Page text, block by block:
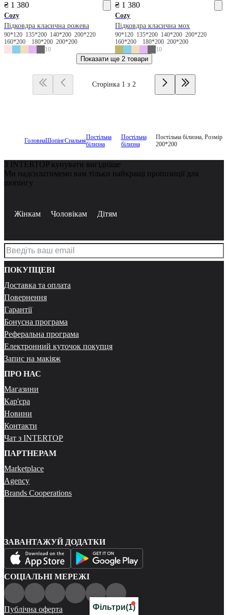
₴ 1 380
Cozy
Підковдра класична рожева
90*120 135*200 140*200 200*220
160*200
180*200 200*200
10
₴ 1 380
Cozy
Підковдра класична мох
90*120 135*200 140*200200*220
160*200
180*200200*200
10
Показати ще 2 товари
Сторінка 1 з 2
ГоловнаШопінгСпальняПостільна
білизна
Постільна
білизна
Постільна білизна, Розмір
200*200
Фільтри(1)
З INTERTOP купувати вигідніше
Ми надсилатимемо вам тільки найкращі пропозиції для
шопінгу
Жінкам Чоловікам Дітям
ПОКУПЦЕВІ
Доставка та оплата
Повернення
Гарантії
Бонусна програма
Реферальна програма
Електронний куточок покупця
Запис на макіяж
ПРО НАС
Магазини
Кар'єра
Новини
Контакти
Чат з INTERTOP
ПАРТНЕРАМ
Marketplace
Agency
Brands Cooperations
ЗАВАНТАЖУЙ ДОДАТКИ
СОЦІАЛЬНІ МЕРЕЖІ
Публічна оферта